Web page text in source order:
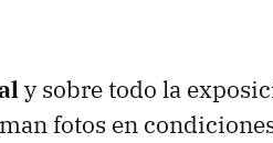
y sobre todo la
fotos en